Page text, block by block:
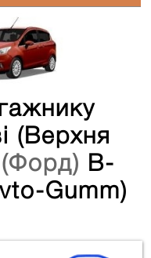
(верхня
(Форд) B-
Gumm)